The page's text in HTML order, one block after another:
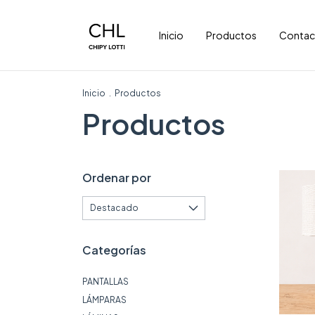
Inicio Productos
Inicio . Productos
Productos
Ordenar por
Categorías
PANTALLAS
LÁMPARAS